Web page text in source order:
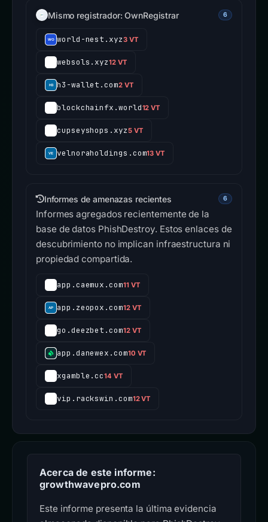
Mismo registrador: OwnRegistrar 6
world-nest.xyz3 VT
websols.xyz12 VT
h3-wallet.com2 VT
blockchainfx.world12 VT
cupseyshops.xyz5 VT
velnoraholdings.com13 VT
Informes de amenazas recientes 6
Informes agregados recientemente de la
base de datos PhishDestroy. Estos enlaces de
descubrimiento no implican infraestructura ni
propiedad compartida.
app.caemux.com11 VT
app.zeopox.com12 VT
go.deezbet.com12 VT
app.danewex.com10 VT
xgamble.cc14 VT
vip.rackswin.com12 VT
Acerca de este informe:
growthwavepro.com
Este informe presenta la última evidencia